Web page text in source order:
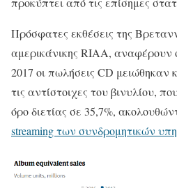
Πρόσφατες εκθέσεις της
αμερικάνικης RIAA, αναφέρουν
2017 οι πωλήσεις CD
τις αντίστοιχες του βινυλίου,
όρο διετίας σε 35,7%,
streaming των συνδρομητικών